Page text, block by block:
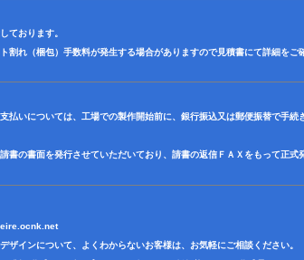
ております。
割れ（梱包）手数料が発生する場合がありますので見積書にて詳細をご
払いについては、工場での製作開始前に、銀行振込又は郵便振替で手続
書の書面を発行させていただいており、請書の返信ＦＡＸをもって正式
ザインについて、よくわからないお客様は、お気軽にご相談ください。